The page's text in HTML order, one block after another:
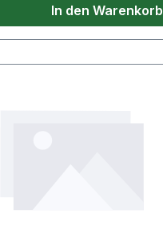
In den Warenkorb